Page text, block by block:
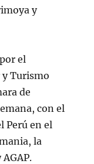
y
el
Turismo
de
con el
Perú en el
la